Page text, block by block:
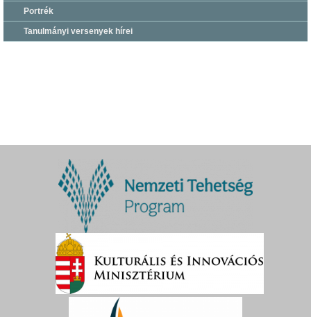
Portrék
Tanulmányi versenyek hírei